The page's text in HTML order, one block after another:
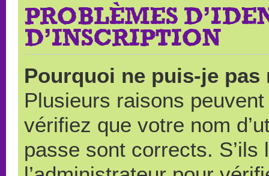
PROBLÈMES
D’INSCRIPTION
Pourquoi ne puis-je pas
Plusieurs raisons
vérifiez que votre nom
passe sont corrects.